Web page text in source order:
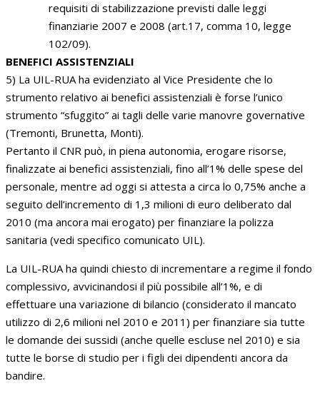
requisiti di stabilizzazione previsti dalle leggi
finanziarie 2007 e 2008 (art.17, comma 10, legge
102/09).
BENEFICI ASSISTENZIALI
5) La UIL-RUA ha evidenziato al Vice Presidente che lo
strumento relativo ai benefici assistenziali è forse l’unico
strumento “sfuggito” ai tagli delle varie manovre governative
(Tremonti, Brunetta, Monti).
Pertanto il CNR può, in piena autonomia, erogare risorse,
finalizzate ai benefici assistenziali, fino all’1% delle spese del
personale, mentre ad oggi si attesta a circa lo 0,75% anche a
seguito dell’incremento di 1,3 milioni di euro deliberato dal
2010 (ma ancora mai erogato) per finanziare la polizza
sanitaria (vedi specifico comunicato UIL).
La UIL-RUA ha quindi chiesto di incrementare a regime il fondo
complessivo, avvicinandosi il più possibile all’1%, e di
effettuare una variazione di bilancio (considerato il mancato
utilizzo di 2,6 milioni nel 2010 e 2011) per finanziare sia tutte
le domande dei sussidi (anche quelle escluse nel 2010) e sia
tutte le borse di studio per i figli dei dipendenti ancora da
bandire.